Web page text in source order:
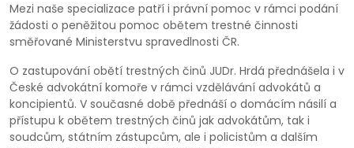
Mezi naše specializace patří i právní pomoc v rámci podání
žádosti o peněžitou pomoc obětem trestné činnosti
směřované Ministerstvu spravedlnosti ČR.
O zastupování obětí trestných činů JUDr. Hrdá přednášela i v
České advokátní komoře v rámci vzdělávání advokátů a
koncipientů. V současné době přednáší o domácím násilí a
přístupu k obětem trestných činů jak advokátům, tak i
soudcům, státním zástupcům, ale i policistům a dalším